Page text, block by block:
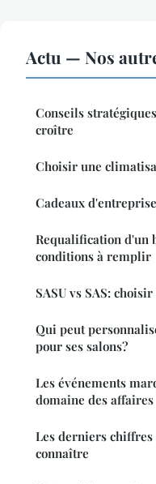
Actu — Nos
Conseils
croître
Choisir une
Cadeaux
Requalification d'un
conditions à remplir
SASU vs SAS:
Qui peut
pour ses salons?
Les événements
domaine des affaires
Les derniers chiffres
connaître